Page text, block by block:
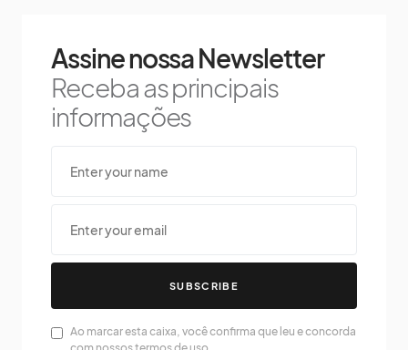
Assine nossa Newsletter
Receba as principais
informações
SUBSCRIBE
Ao marcar esta caixa, você confirma que leu e concorda